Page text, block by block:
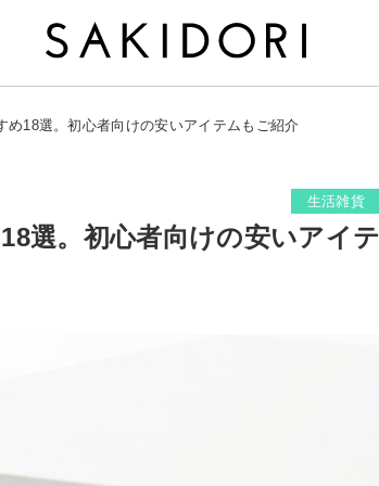
め18選。初心者向けの安いアイテムもご紹介
生活雑貨
選。初心者向けの安いアイテ